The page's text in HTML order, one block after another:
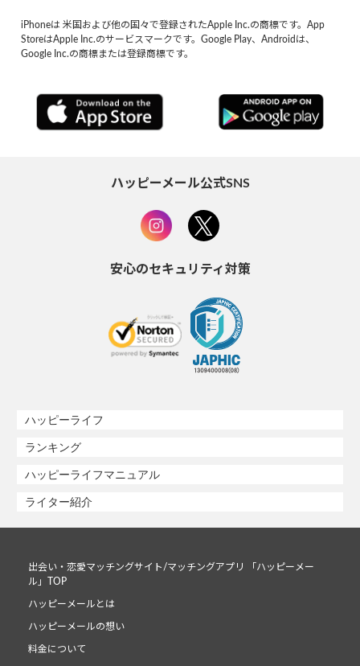
iPhoneは 米国および他の国々で登録されたApple Inc.の商標です。App
StoreはApple Inc.のサービスマークです。Google Play、Androidは、
Google Inc.の商標または登録商標です。
ハッピーメール公式SNS
安心のセキュリティ対策
ハッピーライフ
ランキング
ハッピーライフマニュアル
ライター紹介
出会い・恋愛マッチングサイト/マッチングアプリ 「ハッピーメー
ル」TOP
ハッピーメールとは
ハッピーメールの想い
料金について